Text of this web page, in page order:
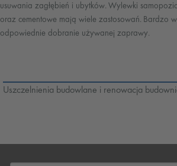
usuwania zagłębień i ubytków. Wylewki
oraz cementowe mają wiele zastosowań. Bardzo
odpowiednie dobranie używanej zaprawy.
Uszczelnienia budowlane i renowacja